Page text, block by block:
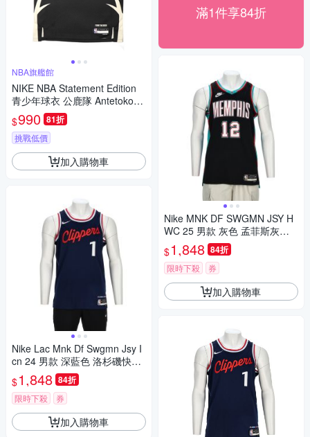
NBA旗艦館
NIKE NBA Statement Edition
青少年球衣 公鹿隊 Antetokoun
mpo-WY2B7BXJP-BCKGA
$990 81折
挑戰低價
加入購物車
Nike Lac Mnk Df Swgmn Jsy I
cn 24 男款 深藍色 洛杉磯快船
隊 背心 FQ4702-422
$1,848 84折
限時下殺 券
加入購物車
滿1件享84折
Nike MNK DF SWGMN JSY H
WC 25 男款 灰色 孟菲斯灰熊
隊 球衣 背心 HM4776-013
$1,848 84折
限時下殺 券
加入購物車